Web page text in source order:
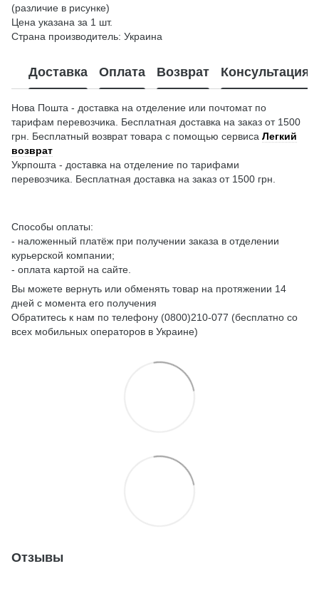
(различие в рисунке)
Цена указана за 1 шт.
Страна производитель: Украина
Доставка Оплата Возврат Консультация
Нова Пошта - доставка на отделение или почтомат по
тарифам перевозчика. Бесплатная доставка на заказ от 1500
грн. Бесплатный возврат товара с помощью сервиса Легкий
возврат
Укрпошта - доставка на отделение по тарифами
перевозчика. Бесплатная доставка на заказ от 1500 грн.
Способы оплаты:
- наложенный платёж при получении заказа в отделении
курьерской компании;
- оплата картой на сайте.
Вы можете вернуть или обменять товар на протяжении 14
дней с момента его получения
Обратитесь к нам по телефону (0800)210-077 (бесплатно со
всех мобильных операторов в Украине)
Отзывы